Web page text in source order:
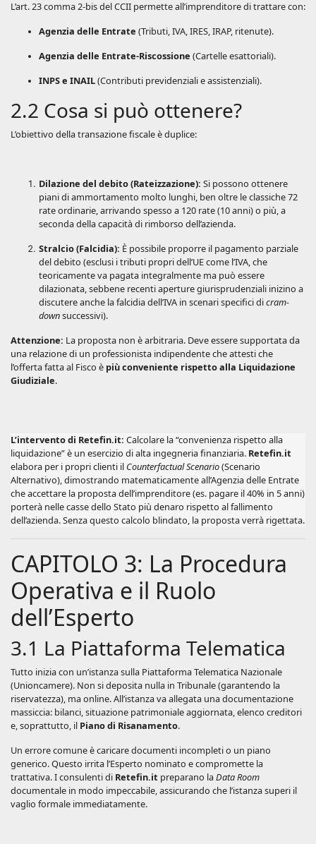
L’art. 23 comma 2-bis del CCII permette all’imprenditore di trattare con:
Agenzia delle Entrate (Tributi, IVA, IRES, IRAP, ritenute).
Agenzia delle Entrate-Riscossione (Cartelle esattoriali).
INPS e INAIL(Contributi previdenziali e assistenziali).
2.2 Cosa si può ottenere?
L’obiettivo della transazione fiscale è duplice:
Dilazione del debito (Rateizzazione): Si possono ottenere
piani di ammortamento molto lunghi, ben oltre le classiche 72
rate ordinarie, arrivando spesso a 120 rate (10 anni) o più, a
seconda della capacità di rimborso dell’azienda.
Stralcio (Falcidia): È possibile proporre il pagamento parziale
del debito (esclusi i tributi propri dell’UE come l’IVA, che
teoricamente va pagata integralmente ma può essere
dilazionata, sebbene recenti aperture giurisprudenziali inizino a
discutere anche la falcidia dell’IVA in scenari specifici dicram-
downsuccessivi).
Attenzione: La proposta non è arbitraria. Deve essere supportata da
una relazione di un professionista indipendente che attesti che
l’offerta fatta al Fisco è più conveniente rispetto alla Liquidazione
Giudiziale.
L’intervento di Retefin.it: Calcolare la “convenienza rispetto alla
liquidazione” è un esercizio di alta ingegneria finanziaria. Retefin.it
elabora per i propri clienti il Counterfactual Scenario(Scenario
Alternativo), dimostrando matematicamente all’Agenzia delle Entrate
che accettare la proposta dell’imprenditore (es. pagare il 40% in 5 anni)
porterà nelle casse dello Stato più denaro rispetto al fallimento
dell’azienda. Senza questo calcolo blindato, la proposta verrà rigettata.
CAPITOLO 3: La Procedura
Operativa e il Ruolo
dell’Esperto
3.1 La Piattaforma Telematica
Tutto inizia con un’istanza sulla Piattaforma Telematica Nazionale
(Unioncamere). Non si deposita nulla in Tribunale (garantendo la
riservatezza), ma online. All’istanza va allegata una documentazione
massiccia: bilanci, situazione patrimoniale aggiornata, elenco creditori
e, soprattutto, il Piano di Risanamento.
Un errore comune è caricare documenti incompleti o un piano
generico. Questo irrita l’Esperto nominato e compromette la
trattativa. I consulenti di Retefin.it preparano laData Room
documentale in modo impeccabile, assicurando che l’istanza superi il
vaglio formale immediatamente.